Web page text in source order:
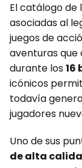
El catálogo de
asociadas al
juegos de
aventuras que
durante los16
icónicos
todavía
jugadores
Uno de sus
de alta